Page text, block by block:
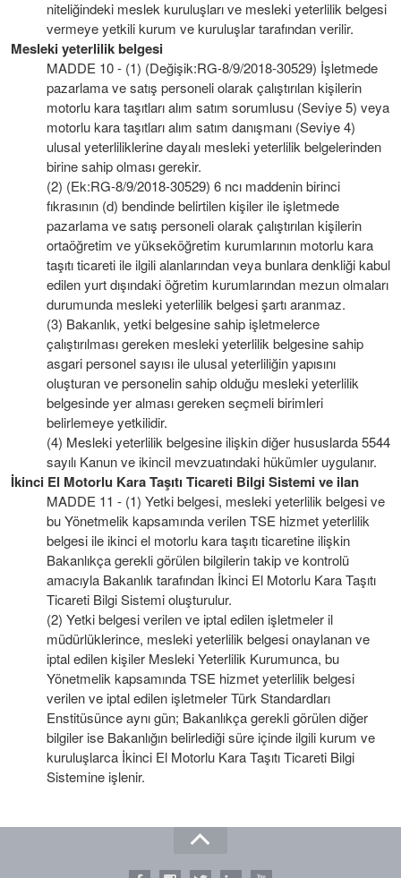
niteliğindeki meslek kuruluşları ve mesleki yeterlilik belgesi
vermeye yetkili kurum ve kuruluşlar tarafından verilir.
Mesleki yeterlilik belgesi
MADDE 10 - (1) (Değişik:RG-8/9/2018-30529) İşletmede
pazarlama ve satış personeli olarak çalıştırılan kişilerin
motorlu kara taşıtları alım satım sorumlusu (Seviye 5) veya
motorlu kara taşıtları alım satım danışmanı (Seviye 4)
ulusal yeterliliklerine dayalı mesleki yeterlilik belgelerinden
birine sahip olması gerekir.
(2) (Ek:RG-8/9/2018-30529) 6 ncı maddenin birinci
fıkrasının (d) bendinde belirtilen kişiler ile işletmede
pazarlama ve satış personeli olarak çalıştırılan kişilerin
ortaöğretim ve yükseköğretim kurumlarının motorlu kara
taşıtı ticareti ile ilgili alanlarından veya bunlara denkliği kabul
edilen yurt dışındaki öğretim kurumlarından mezun olmaları
durumunda mesleki yeterlilik belgesi şartı aranmaz.
(3) Bakanlık, yetki belgesine sahip işletmelerce
çalıştırılması gereken mesleki yeterlilik belgesine sahip
asgari personel sayısı ile ulusal yeterliliğin yapısını
oluşturan ve personelin sahip olduğu mesleki yeterlilik
belgesinde yer alması gereken seçmeli birimleri
belirlemeye yetkilidir.
(4) Mesleki yeterlilik belgesine ilişkin diğer hususlarda 5544
sayılı Kanun ve ikincil mevzuatındaki hükümler uygulanır.
İkinci El Motorlu Kara Taşıtı Ticareti Bilgi Sistemi ve ilan
MADDE 11 - (1) Yetki belgesi, mesleki yeterlilik belgesi ve
bu Yönetmelik kapsamında verilen TSE hizmet yeterlilik
belgesi ile ikinci el motorlu kara taşıtı ticaretine ilişkin
Bakanlıkça gerekli görülen bilgilerin takip ve kontrolü
amacıyla Bakanlık tarafından İkinci El Motorlu Kara Taşıtı
Ticareti Bilgi Sistemi oluşturulur.
(2) Yetki belgesi verilen ve iptal edilen işletmeler il
müdürlüklerince, mesleki yeterlilik belgesi onaylanan ve
iptal edilen kişiler Mesleki Yeterlilik Kurumunca, bu
Yönetmelik kapsamında TSE hizmet yeterlilik belgesi
verilen ve iptal edilen işletmeler Türk Standardları
Enstitüsünce aynı gün; Bakanlıkça gerekli görülen diğer
bilgiler ise Bakanlığın belirlediği süre içinde ilgili kurum ve
kuruluşlarca İkinci El Motorlu Kara Taşıtı Ticareti Bilgi
Sistemine işlenir.